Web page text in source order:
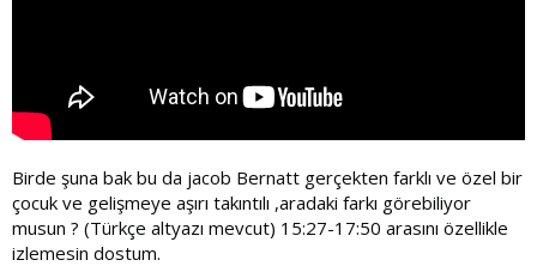
Birde şuna bak bu da jacob Bernatt gerçekten farklı ve özel bir
çocuk ve gelişmeye aşırı takıntılı ,aradaki farkı görebiliyor
musun ? (Türkçe altyazı mevcut) 15:27-17:50 arasını özellikle
izlemesin dostum.